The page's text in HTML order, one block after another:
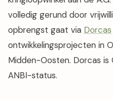
volledig gerund door
opbrengst gaat via Dorcas
ontwikkelingsprojecten in
Midden-Oosten. Dorcas
ANBI-status.